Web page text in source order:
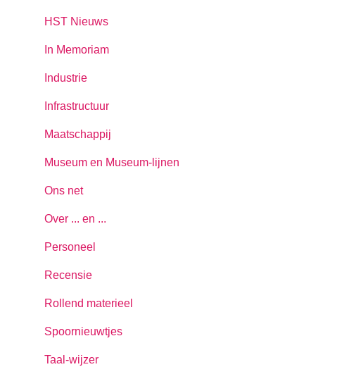
HST Nieuws
In Memoriam
Industrie
Infrastructuur
Maatschappij
Museum en Museum-lijnen
Ons net
Over ... en ...
Personeel
Recensie
Rollend materieel
Spoornieuwtjes
Taal-wijzer